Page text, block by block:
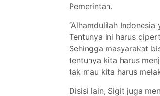
Pemerintah.
“Alhamdulilah
Tentunya ini harus
Sehingga masyarakat
tentunya kita harus
tak mau kita harus
Disisi lain, Sigit juga